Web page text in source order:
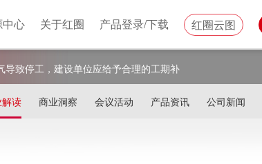
中心 关于红圈 产品登录/下载 红圈云图
导致停工，建设单位应给予合理的工期补
读 商业洞察 会议活动 产品资讯 公司新闻